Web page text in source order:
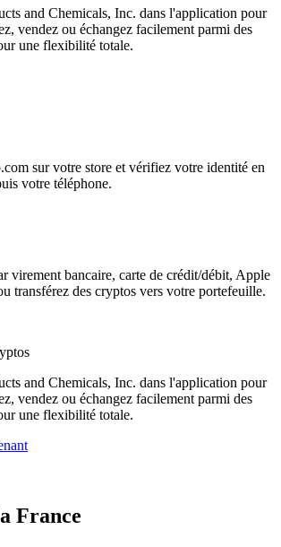
and Chemicals, Inc. dans l'application pour
vendez ou échangez facilement parmi des
une flexibilité totale.
sur votre store et vérifiez votre identité en
votre téléphone.
virement bancaire, carte de crédit/débit, Apple
transférez des cryptos vers votre portefeuille.
and Chemicals, Inc. dans l'application pour
vendez ou échangez facilement parmi des
une flexibilité totale.
France